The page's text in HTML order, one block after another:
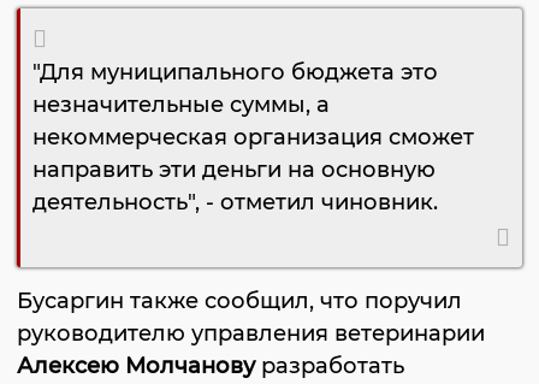
"Для муниципального бюджета это
незначительные суммы, а
некоммерческая организация сможет
направить эти деньги на основную
деятельность", - отметил чиновник.
Бусаргин также сообщил, что поручил
руководителю управления ветеринарии
Алексею Молчановуразработать